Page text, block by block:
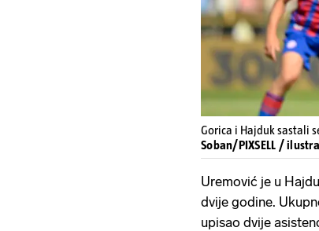
Gorica i Hajduk sastali
Soban/PIXSELL /
Uremović je u
dvije godine.
upisao dvije